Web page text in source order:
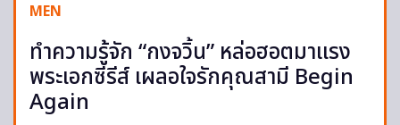
MEN
ทำความรู้จัก “กงจวิ้น” หล่อฮอตมาแรง
พระเอกซีรีส์ เผลอใจรักคุณสามี Begin
Again